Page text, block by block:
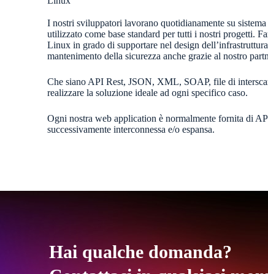
I nostri sviluppatori lavorano quotidianamente su
utilizzato come base standard per tutti i nostri progetti.
Linux in grado di supportare nel design
mantenimento della sicurezza anche grazie al nostro
Che siano API Rest, JSON, XML, SOAP, file di
realizzare la soluzione ideale ad ogni specifico caso.
Ogni nostra web application è normalmente fornita di
successivamente interconnessa e/o espansa.
Hai qualche domanda?